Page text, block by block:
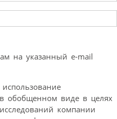
на указанный e-mail
обобщенном виде в целях
компании